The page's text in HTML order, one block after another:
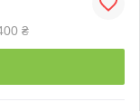
₴